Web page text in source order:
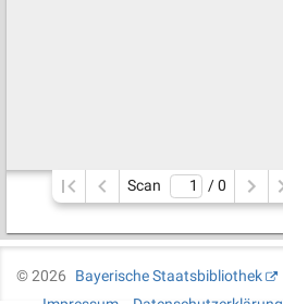
Scan / 0
©2026
Bayerische Staatsbibliothek